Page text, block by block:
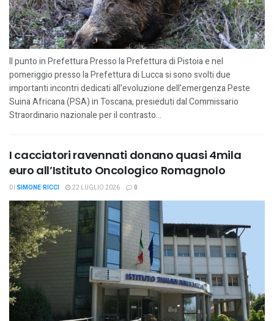
Il punto in Prefettura Presso la Prefettura di Pistoia e nel
pomeriggio presso la Prefettura di Lucca si sono svolti due
importanti incontri dedicati all’evoluzione dell’emergenza Peste
Suina Africana (PSA) in Toscana, presieduti dal Commissario
Straordinario nazionale per il contrasto...
I cacciatori ravennati donano quasi 4mila
euro all’Istituto Oncologico Romagnolo
DI SIMONE RICCI 22 LUGLIO 2026 0